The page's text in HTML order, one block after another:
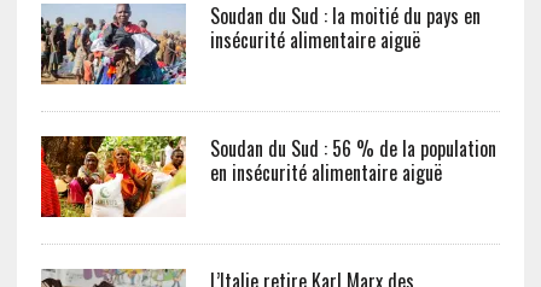
Soudan du Sud : la moitié du pays en
insécurité alimentaire aiguë
Soudan du Sud : 56 % de la population
en insécurité alimentaire aiguë
L’Italie retire Karl Marx des